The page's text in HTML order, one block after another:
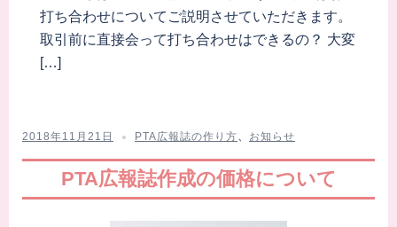
打ち合わせについてご説明させていただきます。
取引前に直接会って打ち合わせはできるの？ 大変
[…]
2018年11月21日 PTA広報誌の作り方、 お知らせ
PTA広報誌作成の価格について